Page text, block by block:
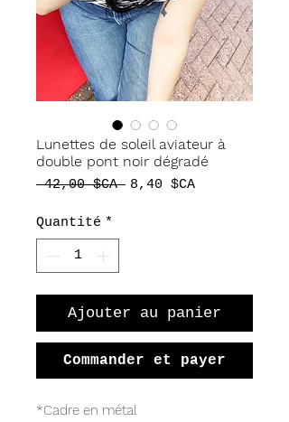
Lunettes de soleil aviateur à
double pont noir dégradé
42,00 $CA Prix
8,40 $CAPrix
Quantité *
Ajouter au panier
Commander et payer
*Cadre en métal